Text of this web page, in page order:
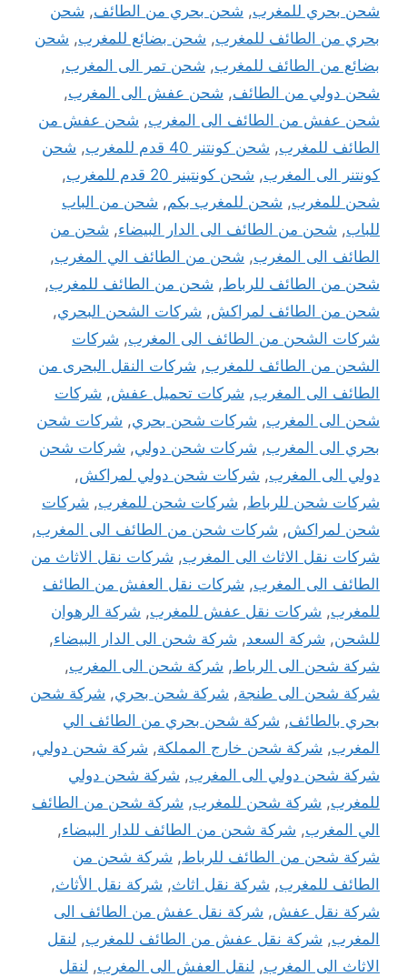
شحن بحري للمغرب, شحن بحري من الطائف, شحن
بحري من الطائف للمغرب, شحن بضائع للمغرب, شحن
بضائع من الطائف للمغرب, شحن تمر الى المغرب,
شحن دولي من الطائف, شحن عفش الى المغرب,
شحن عفش من الطائف الى المغرب, شحن عفش من
الطائف للمغرب, شحن كونتنر 40 قدم للمغرب , شحن
كونتنر الى المغرب, شحن كونتينر 20 قدم للمغرب
,
شحن للمغرب, شحن للمغرب بكم, شحن من الباب
للباب, شحن من الطائف الى الدار البيضاء, شحن من
الطائف الى المغرب, شحن من الطائف الي المغرب,
شحن من الطائف للرباط, شحن من الطائف للمغرب,
شحن من الطائف لمراكش, شركات الشحن البحري,
شركات الشحن من الطائف الى المغرب, شركات
الشحن من الطائف للمغرب, شركات النقل البحرى من
الطائف الى المغرب, شركات تحميل عفش, شركات
شحن الى المغرب, شركات شحن بحري, شركات شحن
بحري الى المغرب, شركات شحن دولي, شركات شحن
دولي الى المغرب, شركات شحن دولي لمراكش,
شركات شحن للرباط, شركات شحن للمغرب, شركات
شحن لمراكش, شركات شحن من الطائف الى المغرب,
شركات نقل الاثاث الى المغرب, شركات نقل الاثاث من
الطائف الى المغرب, شركات نقل العفش من الطائف
للمغرب, شركات نقل عفش للمغرب, شركة الرهوان
للشحن, شركة السعد, شركة شحن الى الدار البيضاء,
شركة شحن الى الرباط, شركة شحن الى المغرب,
شركة شحن الى طنجة, شركة شحن بحري, شركة شحن
بحري بالطائف, شركة شحن بحري من الطائف الي
المغرب, شركة شحن خارج المملكة, شركة شحن دولي,
شركة شحن دولي الى المغرب, شركة شحن دولي
للمغرب, شركة شحن للمغرب, شركة شحن من الطائف
الي المغرب, شركة شحن من الطائف للدار البيضاء,
شركة شحن من الطائف للرباط, شركة شحن من
الطائف للمغرب, شركة نقل اثاث, شركة نقل الأثاث,
شركة نقل عفش, شركة نقل عفش من الطائف الى
المغرب, شركة نقل عفش من الطائف للمغرب, لنقل
الاثاث الى المغرب, لنقل العفش الى المغرب, لنقل